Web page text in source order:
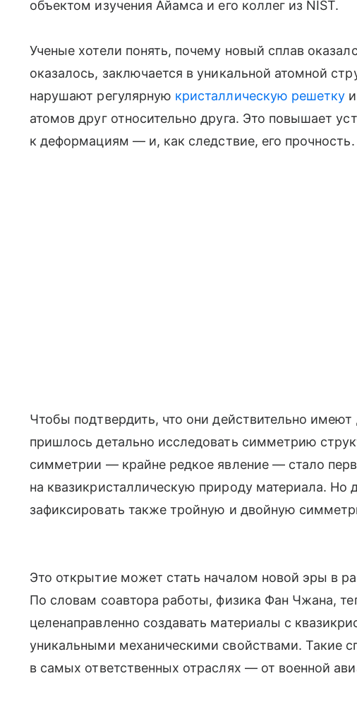
объектом изучения Айамса и его коллег из NIST.
Ученые хотели понять, почему новый сплав
оказалось, заключается в уникальной атомной
нарушают регулярную кристаллическую решетку
атомов друг относительно друга. Это повышает
к деформациям — и, как следствие, его прочность.
Чтобы подтвердить, что они действительно
пришлось детально исследовать симметрию
симметрии — крайне редкое явление — стало
на квазикристаллическую природу материала. Но
зафиксировать также тройную и двойную
Это открытие может стать началом новой эры в
По словам соавтора работы, физика Фан Чжана,
целенаправленно создавать материалы с
уникальными механическими свойствами. Такие
в самых ответственных отраслях — от военной